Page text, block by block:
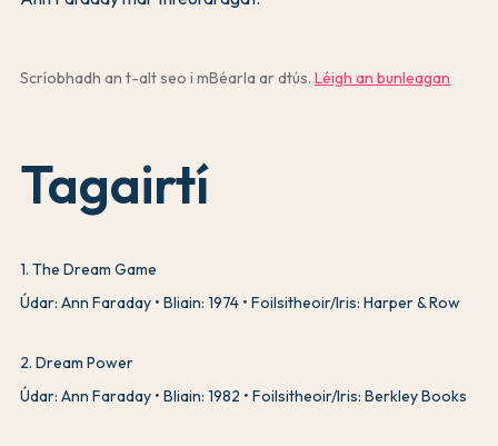
Scríobhadh an t-alt seo i mBéarla ar dtús. Léigh an bunleagan
Tagairtí
1. The Dream Game
Údar: Ann Faraday
Bliain: 1974 Foilsitheoir/Iris: Harper & Row
2. Dream Power
Údar: Ann Faraday
Bliain: 1982 Foilsitheoir/Iris: Berkley Books